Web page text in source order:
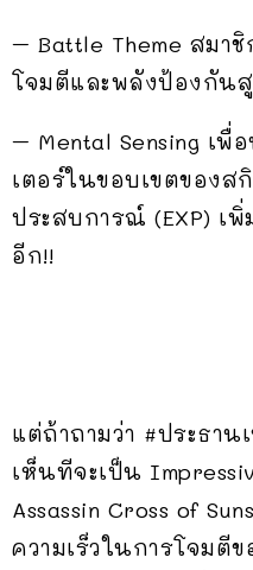
– Battle Theme สมา
โจมตีและพลังป้องกัน
– Mental Sensing เพื่
เตอร์ในขอบเขตของส
ประสบการณ์ (EXP) เพิ่
อีก!!
แต่ถ้าถามว่า #ประธา
เห็นทีจะเป็น
Assassin Cross of
ความเร็วในการโจมตี